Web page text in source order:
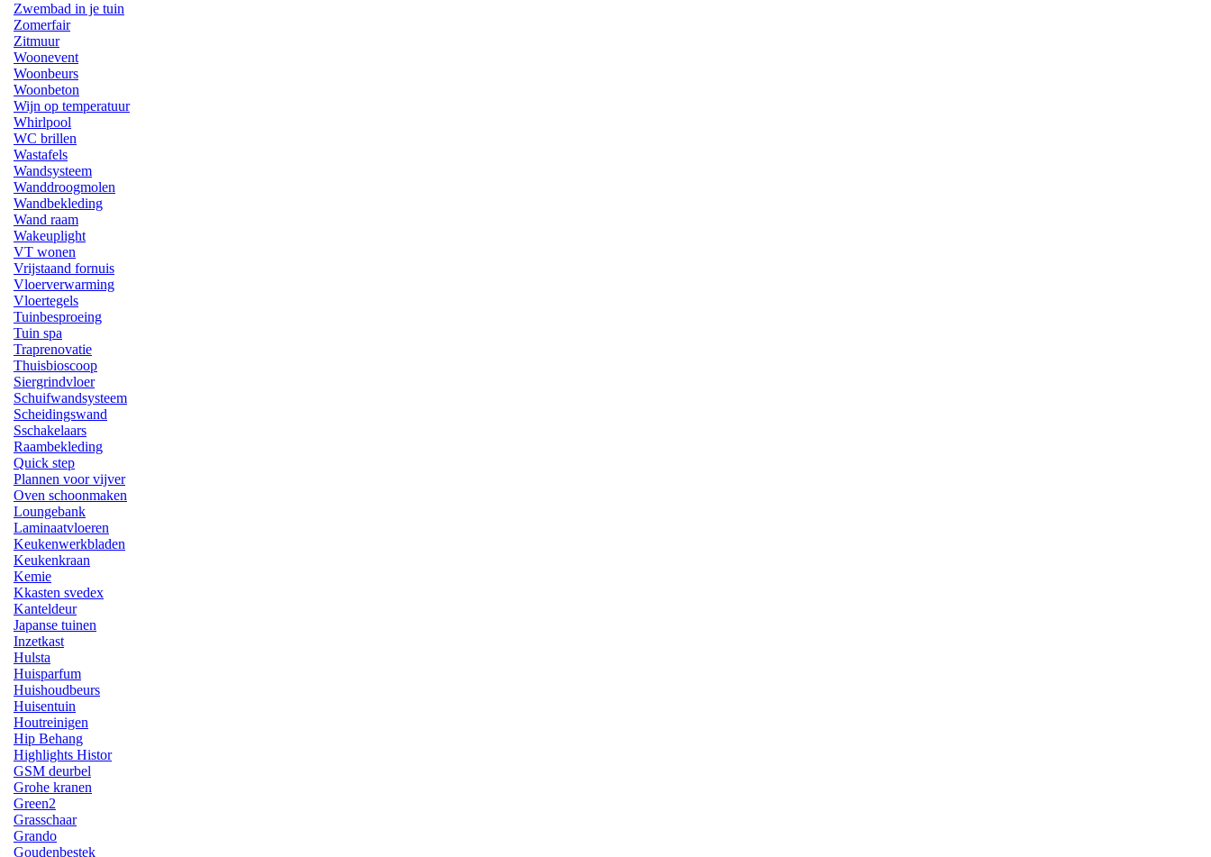
Zwembad in je tuin
Zomerfair
Zitmuur
Woonevent
Woonbeurs
Woonbeton
Wijn op temperatuur
Whirlpool
WC brillen
Wastafels
Wandsysteem
Wanddroogmolen
Wandbekleding
Wand raam
Wakeuplight
VT wonen
Vrijstaand fornuis
Vloerverwarming
Vloertegels
Tuinbesproeing
Tuin spa
Traprenovatie
Thuisbioscoop
Siergrindvloer
Schuifwandsysteem
Scheidingswand
Sschakelaars
Raambekleding
Quick step
Plannen voor vijver
Oven schoonmaken
Loungebank
Laminaatvloeren
Keukenwerkbladen
Keukenkraan
Kemie
Kkasten svedex
Kanteldeur
Japanse tuinen
Inzetkast
Hulsta
Huisparfum
Huishoudbeurs
Huisentuin
Houtreinigen
Hip Behang
Highlights Histor
GSM deurbel
Grohe kranen
Green2
Grasschaar
Grando
Goudenbestek